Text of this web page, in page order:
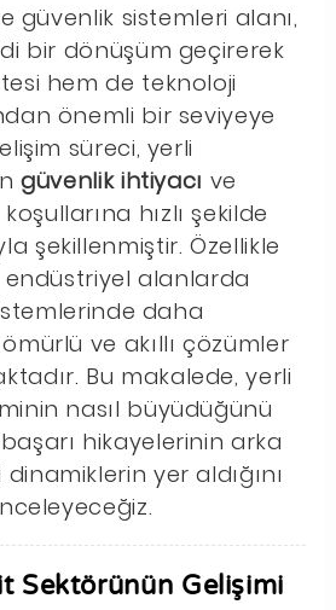
güvenlik sistemleri alanı,
bir dönüşüm geçirerek
hem de teknoloji
önemli bir seviyeye
süreci, yerli
güvenlik ihtiyacı ve
hızlı şekilde
şekillenmiştir. Özellikle
endüstriyel alanlarda
daha
ve akıllı çözümler
Bu makalede, yerli
nasıl büyüdüğünü
hikayelerinin arka
yer aldığını
Sektörünün Gelişimi